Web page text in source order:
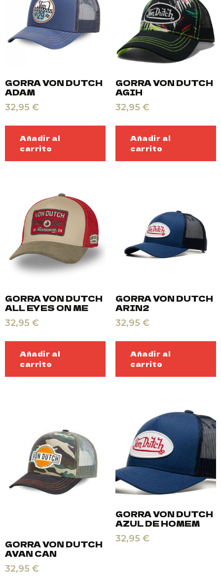
GORRA VON DUTCH
ADAM
32,95 €
Añadir al
carrito
GORRA VON DUTCH
AGIH
32,95 €
Añadir al
carrito
GORRA VON DUTCH
ALL EYES ON ME
32,95 €
Añadir al
carrito
GORRA VON DUTCH
ARIN2
32,95 €
Añadir al
carrito
GORRA VON DUTCH
AVAN CAN
32,95 €
GORRA VON DUTCH
AZUL DE HOMEM
32,95 €